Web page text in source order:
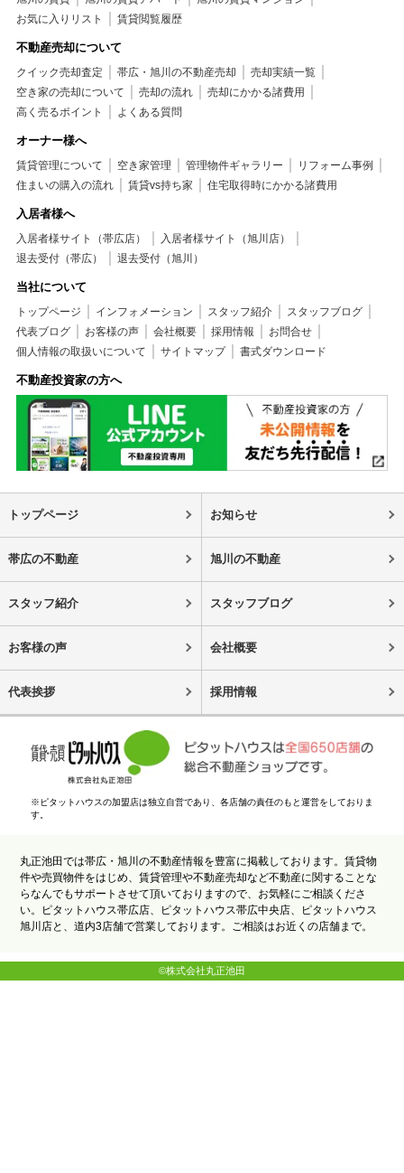
お気に入りリスト
賃貸閲覧履歴
不動産売却について
クイック売却査定 帯広・旭川の不動産売却
売却実績一覧
空き家の売却について
売却の流れ
売却にかかる諸費用
高く売るポイント
よくある質問
オーナー様へ
賃貸管理について 空き家管理 管理物件ギャラリー
リフォーム事例
住まいの購入の流れ
賃貸vs持ち家 住宅取得時にかかる諸費用
入居者様へ
入居者様サイト（帯広店）
入居者様サイト（旭川店）
退去受付（帯広）
退去受付（旭川）
当社について
トップページ インフォメーション スタッフ紹介
スタッフブログ
代表ブログ
お客様の声 会社概要 採用情報
お問合せ
個人情報の取扱いについて
サイトマップ 書式ダウンロード
不動産投資家の方へ
トップページ お知らせ
帯広の不動産 旭川の不動産
スタッフ紹介 スタッフブログ
お客様の声 会社概要
代表挨拶 採用情報
※ピタットハウスの加盟店は独立自営であり、各店舗の責任のもと運営をしておりま
す。
丸正池田では帯広・旭川の不動産情報を豊富に掲載しております。賃貸物
件や売買物件をはじめ、賃貸管理や不動産売却など不動産に関することな
らなんでもサポートさせて頂いておりますので、お気軽にご相談くださ
い。ピタットハウス帯広店、ピタットハウス帯広中央店、ピタットハウス
旭川店と、道内3店舗で営業しております。ご相談はお近くの店舗まで。
©株式会社丸正池田